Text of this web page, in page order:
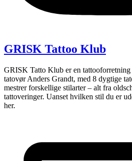
GRISK Tattoo Klub
GRISK Tatto Klub er en tattooforretning
tatovør Anders Grandt, med 8 dygtige
mestrer forskellige stilarter – alt fra
tattoveringer. Uanset hvilken stil du er
her.